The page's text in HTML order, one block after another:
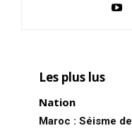
Les plus lus
Nation
Maroc : Séisme